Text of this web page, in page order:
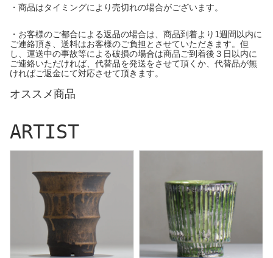
・商品はタイミングにより売切れの場合がございます。
・お客様のご都合による返品の場合は、商品到着より1週間以内に
ご連絡頂き、送料はお客様のご負担とさせていただきます。但
し、運送中の事故等による破損の場合は商品ご到着後３日以内に
ご連絡いただければ、代替品を発送をさせて頂くか、代替品が無
ければご返金にて対応させて頂きます。
オススメ商品
ARTIST